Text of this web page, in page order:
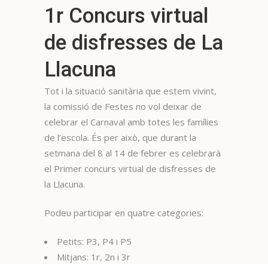
1r Concurs virtual
de disfresses de La
Llacuna
Tot i la situació sanitària que estem vivint,
la comissió de Festes no vol deixar de
celebrar el Carnaval amb totes les famílies
de l’escola. És per això, que durant la
setmana del 8 al 14 de febrer es celebrarà
el Primer concurs virtual de disfresses de
la Llacuna.
Podeu participar en quatre categories:
Petits: P3, P4 i P5
Mitjans: 1r, 2n i 3r